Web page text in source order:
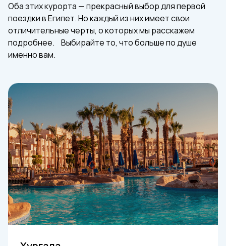
Оба этих курорта — прекрасный выбор для первой
поездки в Египет. Но каждый из них имеет свои
отличительные черты, о которых мы расскажем
подробнее. Выбирайте то, что больше по душе
именно вам.